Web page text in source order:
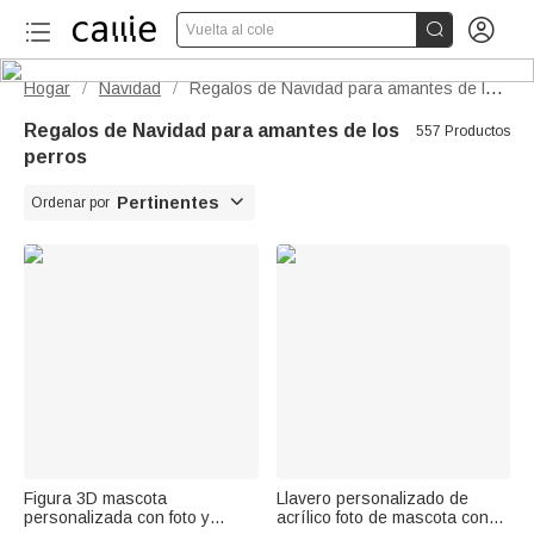
Vuelta al cole  
Hogar / Navidad / Regalos de Navidad para amantes de los perros
Regalos de Navidad para amantes de los
perros
557 Productos
Ordenar por Pertinentes 
Figura 3D mascota
personalizada con foto y
Llavero personalizado de
acrílico foto de mascota con